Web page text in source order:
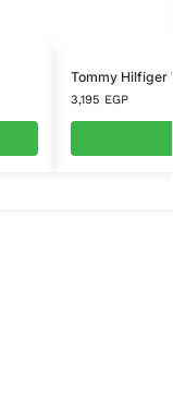
Tommy Hilfiger
3,195 EGP